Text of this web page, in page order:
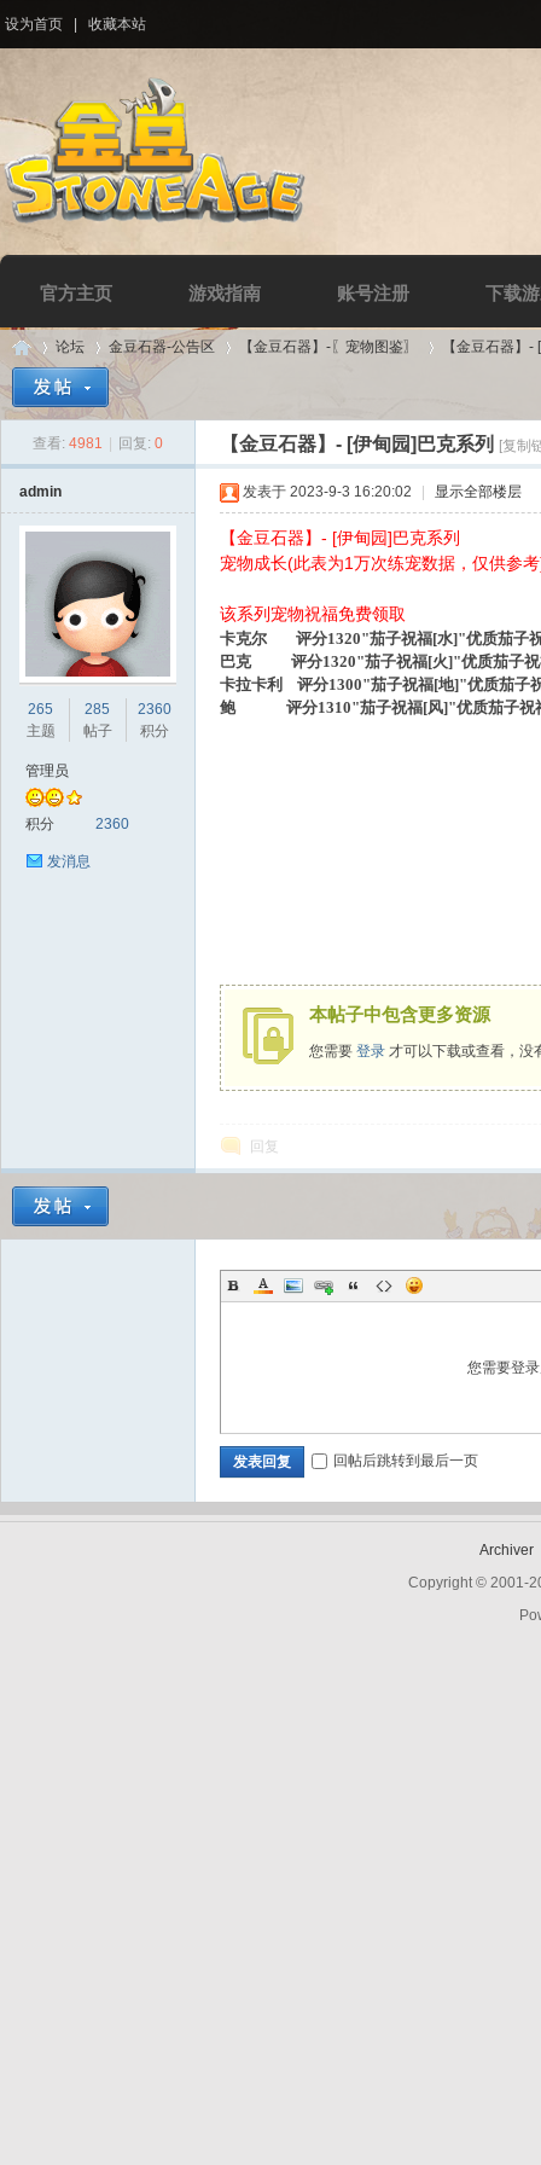
设为首页 收藏本站
官方主页 游戏指南 账号注册 下载
Bo
»
论坛
›
金豆石器-公告区 【金豆石器】-〖宠物图鉴〗
›
【金豆石器】
查看: 4981 回复: 0 【金豆石器】- [伊甸园]巴克系列 [复制
admin
265
主题
285
帖子
2360
积分
管理员
积分 2360
发消息
发表于 2023-9-3 16:20:02 显示全部楼层
【金豆石器】- [伊甸园]巴克系列
宠物成长(此表为1万次练宠数据，仅供参
该系列宠物祝福免费领取
卡克尔 评分1320"茄子祝福[水]"优质茄子
巴克 评分1320"茄子祝福[火]"优质茄子
卡拉卡利
评分1300"茄子祝福[地]"优质茄子
鲍评分1310"茄子祝福[风]"优质茄子祝
本帖子中包含更多资源
您需要 登录 才可以下载或查看，没
回复
您需要登
发表回复 回帖后跳转到最后一页
Archiver
Copyright © 2001-